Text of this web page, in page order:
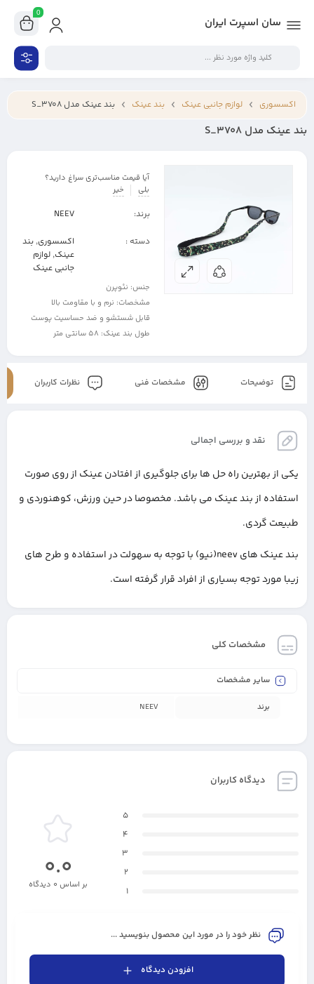
سان اسپرت ایران
0
اکسسوری لوازم جانبی عینک بند عینک بند عینک مدل S_3708
بند عینک مدل S_3708
آیا قیمت مناسب‌تری سراغ دارید؟
بلی
خیر
برند: NEEV
دسته : اکسسوری, بند
عینک, لوازم
جانبی عینک
جنس: نئوپرن
مشخصات: نرم و با مقاومت بالا
قابل شستشو و ضد حساسیت پوست
طول بند عینک: 58 سانتی متر
توضیحات مشخصات فنی نظرات کاربران
نقد و بررسی اجمالی
یکی از بهترین راه حل ها برای جلوگیری از افتادن عینک از روی صورت
استفاده از بند عینک می باشد. مخصوصا در حین ورزش، کوهنوردی و
طبیعت گردی.
بند عینک های neev(نیو) با توجه به سهولت در استفاده و طرح های
زیبا مورد توجه بسیاری از افراد قرار گرفته است.
مشخصات کلی
سایر مشخصات
برند NEEV
دیدگاه کاربران
5
4
3
2
1
0.0
بر اساس 0 دیدگاه
نظر خود را در مورد این محصول بنویسید ...
افزودن دیدگاه